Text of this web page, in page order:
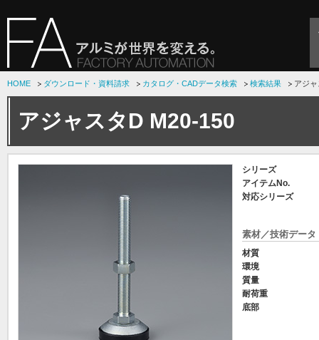
HOME ダウンロード・資料請求 カタログ・CADデータ検索 検索結果 アジ
アジャスタD M20-150
シリーズ
アイテムNo.
対応シリーズ
素材／技術データ
材質
環境
質量
耐荷重
底部